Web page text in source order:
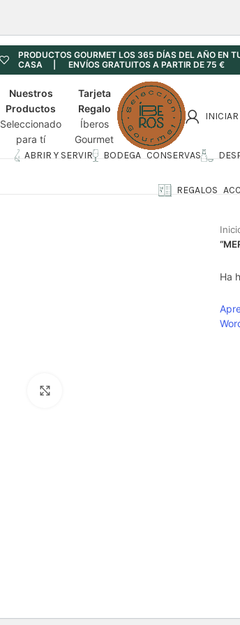
PRODUCTOS GOURMET LOS 365 DÍAS DEL AÑO EN
CASA | ENVÍOS GRATUITOS A PARTIR DE 75 €
Nuestros
Productos
Seleccionado
para tí
Tarjeta
Regalo
Íberos
Gourmet
ABRIR Y SERVIR BODEGA CONSERVAS
REGALOS
Ha